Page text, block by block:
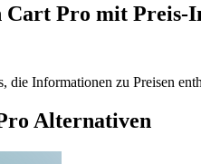
Cart Pro mit Preis-
die Informationen zu Preisen
Alternativen